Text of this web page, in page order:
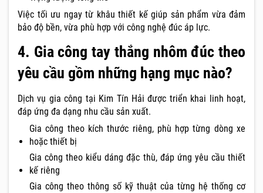
Việc tối ưu ngay từ khâu thiết kế giúp sản phẩm vừa đảm
bảo độ bền, vừa phù hợp với công nghệ đúc áp lực.
4. Gia công tay thắng nhôm đúc theo
yêu cầu gồm những hạng mục nào?
Dịch vụ gia công tại Kim Tín Hải được triển khai linh hoạt,
đáp ứng đa dạng nhu cầu sản xuất.
Gia công theo kích thước riêng, phù hợp từng dòng xe
hoặc thiết bị
Gia công theo kiểu dáng đặc thù, đáp ứng yêu cầu thiết
kế riêng
Gia công theo thông số kỹ thuật của từng hệ thống cơ